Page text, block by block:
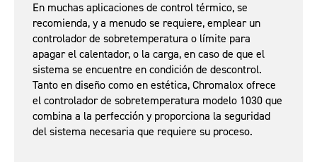
En muchas aplicaciones de control térmico, se
recomienda, y a menudo se requiere, emplear un
controlador de sobretemperatura o límite para
apagar el calentador, o la carga, en caso de que el
sistema se encuentre en condición de descontrol.
Tanto en diseño como en estética, Chromalox ofrece
el controlador de sobretemperatura modelo 1030 que
combina a la perfección y proporciona la seguridad
del sistema necesaria que requiere su proceso.